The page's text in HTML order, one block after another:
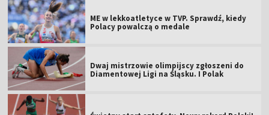
ME w lekkoatletyce w TVP. Sprawdź, kiedy
Polacy powalczą o medale
Dwaj mistrzowie olimpijscy zgłoszeni do
Diamentowej Ligi na Śląsku. I Polak